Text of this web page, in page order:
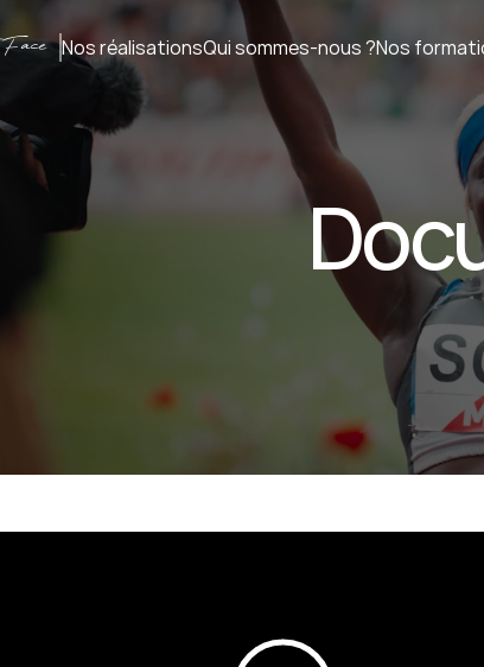
Nos réalisationsQui sommes-nous ?Nos